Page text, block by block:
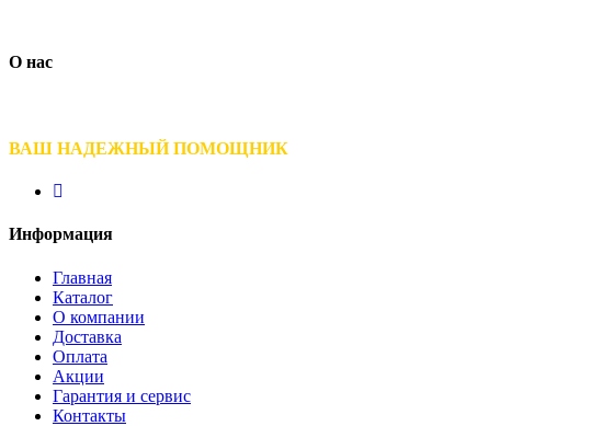
О нас
ВАШ НАДЕЖНЫЙ ПОМОЩНИК
Информация
Главная
Каталог
О компании
Доставка
Оплата
Акции
Гарантия и сервис
Контакты